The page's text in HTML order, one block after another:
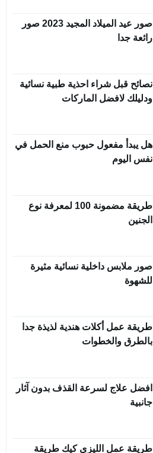
صور عيد الميلاد المجيد 2023 صور
رائعة جدا
نصائح قبل شراء احذية طبية نسائية
ودليلك لافضل الماركات
هل يبدأ مفعول حبوب منع الحمل في
نفس اليوم
طريقة مضمونة 100 لمعرفة نوع
الجنين
صور ملابس داخلية نسائية مثيرة
للشهوة
طريقة عمل أكلات هندية لذيذة جدا
بالطرق والخطوات
افضل علاج لسرعة القذف بدون آثار
جانبية
طريقة عمل الليزي كيك طريقة